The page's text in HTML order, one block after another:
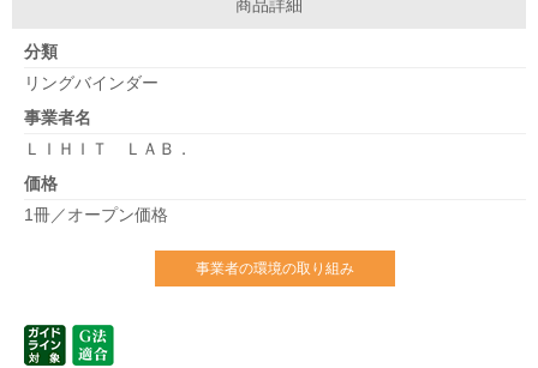
商品詳細
分類
リングバインダー
事業者名
ＬＩＨＩＴ ＬＡＢ．
価格
1冊／オープン価格
事業者の環境の取り組み